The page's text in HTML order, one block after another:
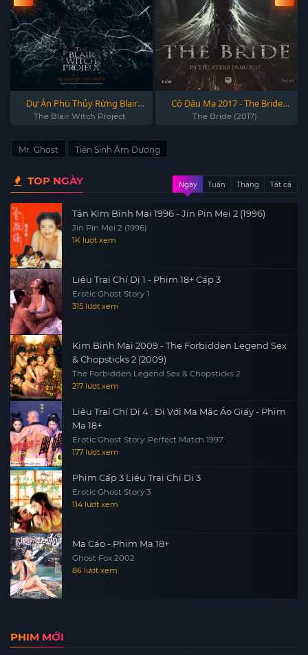
Dự Án Phù Thủy Rừng Blair
1999 - The Blair Witch Project
The Blair Witch Project
Cô Dâu Ma 2017 - The Bride
(2017)
The Bride (2017)
Mr. Ghost Tiên Sinh Âm Dương
TOP NGÀY Ngày Tuần Tháng Tất cả
Tân Kim Bình Mai 1996 - Jin Pin Mei 2 (1996)
Jin Pin Mei 2 (1996)
1K lượt xem
Liêu Trai Chí Dị 1 - Phim 18+ Cấp 3
Erotic Ghost Story 1
315 lượt xem
Kim Bình Mai 2009 - The Forbidden Legend Sex
& Chopsticks 2 (2009)
The Forbidden Legend Sex & Chopsticks 2
217 lượt xem
Liêu Trai Chí Dị 4 : Đi Với Ma Mặc Áo Giấy - Phim
Ma 18+
Erotic Ghost Story: Perfect Match 1997
177 lượt xem
Phim Cấp 3 Liêu Trai Chí Dị 3
Erotic Ghost Story 3
114 lượt xem
Ma Cáo - Phim Ma 18+
Ghost Fox 2002
86 lượt xem
PHIM MỚI